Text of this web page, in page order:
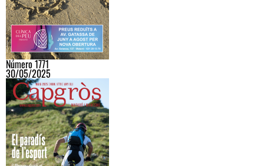
Número 1771
30/05/2025